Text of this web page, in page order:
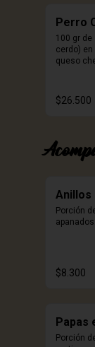
Perro
100 gr
cerdo) en
queso
$26.500
Anillos
Porción
apanados.
$8.300
Papas
Porción